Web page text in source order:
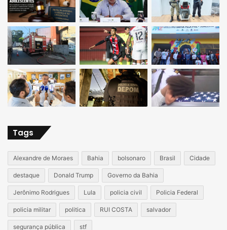
Tags
Alexandre de Moraes Bahia bolsonaro Brasil Cidade
destaque Donald Trump Governo da Bahia
Jerônimo Rodrigues Lula policia civil Policia Federal
policia militar politica RUI COSTA salvador
segurança pública stf